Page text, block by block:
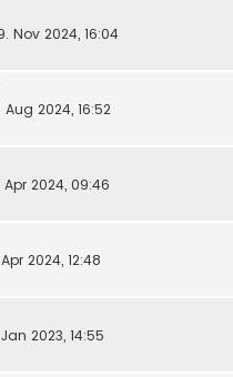
Nov 2024, 16:04
Aug 2024, 16:52
Apr 2024, 09:46
Apr 2024, 12:48
Jan 2023, 14:55